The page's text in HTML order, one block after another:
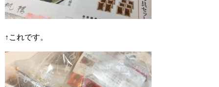
↑これです。